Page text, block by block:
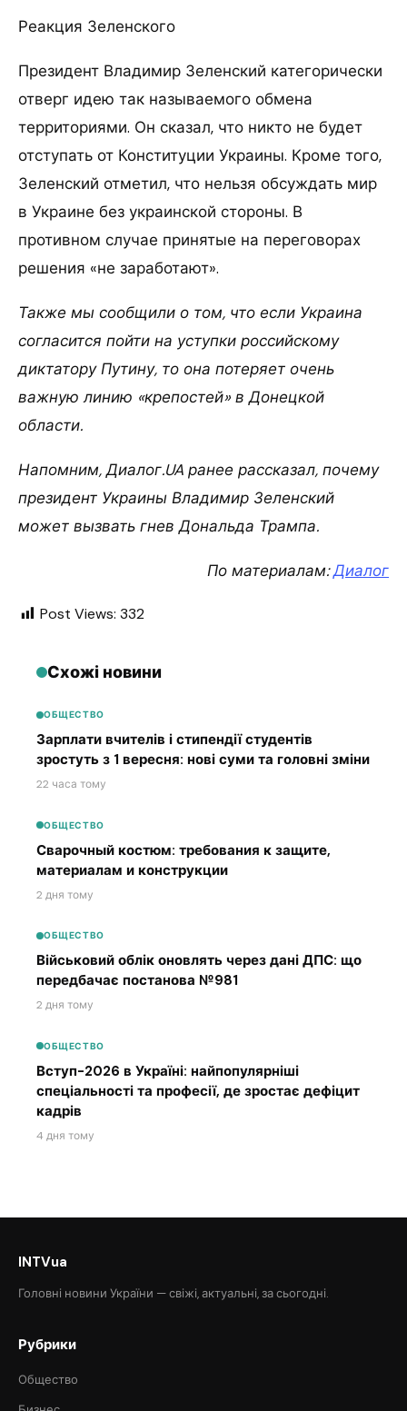
Реакция Зеленского
Президент Владимир Зеленский категорически
отверг идею так называемого обмена
территориями. Он сказал, что никто не будет
отступать от Конституции Украины. Кроме того,
Зеленский отметил, что нельзя обсуждать мир
в Украине без украинской стороны. В
противном случае принятые на переговорах
решения «не заработают».
Также мы сообщили о том, что если Украина
согласится пойти на уступки российскому
диктатору Путину, то она потеряет очень
важную линию «крепостей» в Донецкой
области.
Напомним, Диалог.UA ранее рассказал, почему
президент Украины Владимир Зеленский
может вызвать гнев Дональда Трампа.
По материалам:Диалог
Post Views: 332
Схожі новини
ОБЩЕСТВО
Зарплати вчителів і стипендії студентів
зростуть з 1 вересня: нові суми та головні зміни
22 часа тому
ОБЩЕСТВО
Сварочный костюм: требования к защите,
материалам и конструкции
2 дня тому
ОБЩЕСТВО
Військовий облік оновлять через дані ДПС: що
передбачає постанова №981
2 дня тому
ОБЩЕСТВО
Вступ-2026 в Україні: найпопулярніші
спеціальності та професії, де зростає дефіцит
кадрів
4 дня тому
INTVua
Головні новини України — свіжі, актуальні, за сьогодні.
Рубрики
Общество